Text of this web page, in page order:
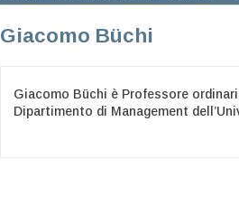
Giacomo Büchi
Giacomo Büchi è Professore
Dipartimento di Management